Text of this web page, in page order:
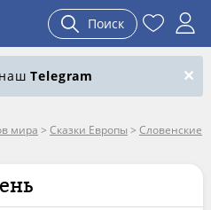
Поиск
нашTelegram
мира > Сказки Европы > Словенские